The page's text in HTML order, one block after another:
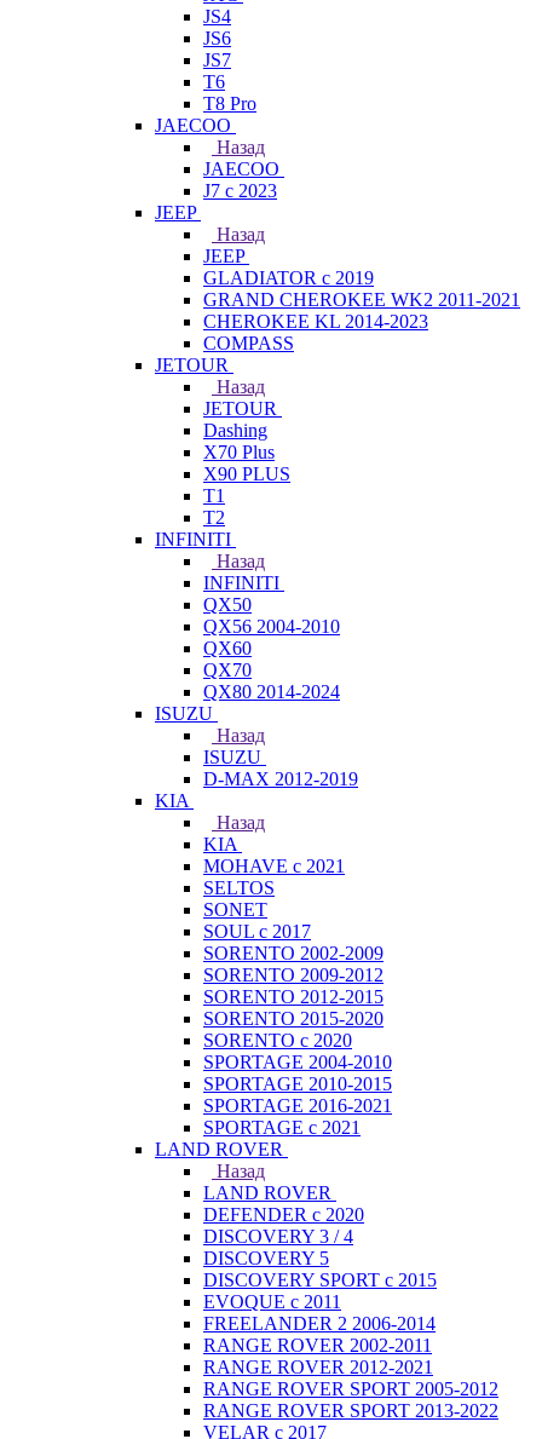
JS4
JS6
JS7
T6
T8 Pro
JAECOO
Назад
JAECOO
J7 с 2023
JEEP
Назад
JEEP
GLADIATOR с 2019
GRAND CHEROKEE WK2 2011-2021
CHEROKEE KL 2014-2023
COMPASS
JETOUR
Назад
JETOUR
Dashing
X70 Plus
X90 PLUS
T1
T2
INFINITI
Назад
INFINITI
QX50
QX56 2004-2010
QX60
QX70
QX80 2014-2024
ISUZU
Назад
ISUZU
D-MAX 2012-2019
KIA
Назад
KIA
MOHAVE с 2021
SELTOS
SONET
SOUL с 2017
SORENTO 2002-2009
SORENTO 2009-2012
SORENTO 2012-2015
SORENTO 2015-2020
SORENTO с 2020
SPORTAGE 2004-2010
SPORTAGE 2010-2015
SPORTAGE 2016-2021
SPORTAGE с 2021
LAND ROVER
Назад
LAND ROVER
DEFENDER с 2020
DISCOVERY 3 / 4
DISCOVERY 5
DISCOVERY SPORT с 2015
EVOQUE с 2011
FREELANDER 2 2006-2014
RANGE ROVER 2002-2011
RANGE ROVER 2012-2021
RANGE ROVER SPORT 2005-2012
RANGE ROVER SPORT 2013-2022
VELAR с 2017